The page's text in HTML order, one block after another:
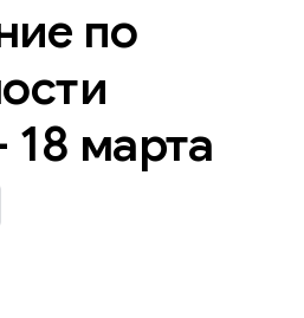
по
марта